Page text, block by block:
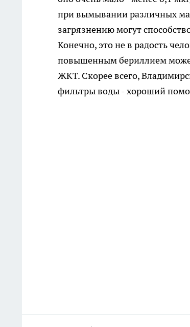
при вымывании различных
загрязнению могут
Конечно, это не в радость
повышенным бериллием
ЖКТ. Скорее всего,
фильтры воды - хороший